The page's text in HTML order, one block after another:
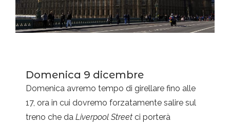
Domenica 9 dicembre
Domenica avremo tempo di girellare fino alle
17, ora in cui dovremo forzatamente salire sul
treno che da Liverpool Street ci porterà